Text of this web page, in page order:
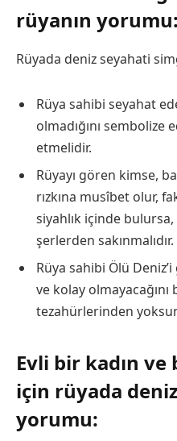
rüyanın yorumu:
Rüyada deniz seyahati
Rüya sahibi seyahat
olmadığını sembolize
etmelidir.
Rüyayı gören kimse,
rızkına musîbet olur,
siyahlık içinde bulursa,
şerlerden sakınmalıdır.
Rüya sahibi Ölü Deniz’i
ve kolay olmayacağını
tezahürlerinden
Evli bir kadın ve
için rüyada
yorumu: